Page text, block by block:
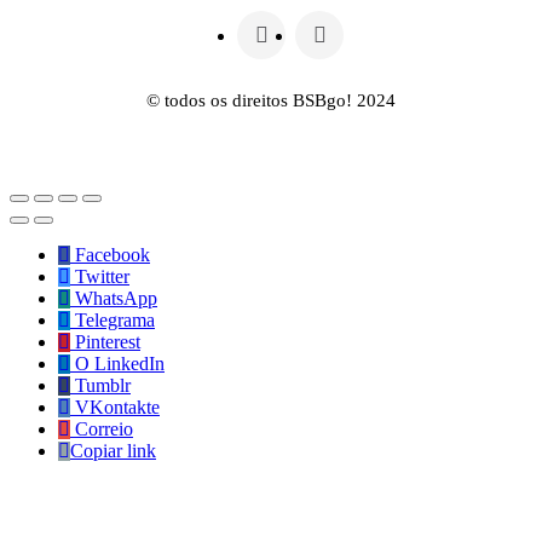
© todos os direitos BSBgo! 2024
Facebook
Twitter
WhatsApp
Telegrama
Pinterest
O LinkedIn
Tumblr
VKontakte
Correio
Copiar link